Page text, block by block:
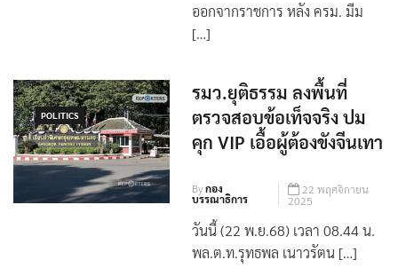
ออกจากราชการ หลัง ครม. มีม
[…]
POLITICS
รมว.ยุติธรรม ลงพื้นที่
ตรวจสอบข้อเท็จจริง ปม
คุก VIP เอื้อผู้ต้องขังจีนเทา
Byกอง
บรรณาธิการ
22 พฤศจิกายน
2025
วันนี้ (22 พ.ย.68) เวลา 08.44 น.
พล.ต.ท.รุทธพล เนาวรัตน […]